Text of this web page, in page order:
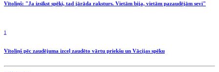
Vītoliņš: "Ja izsīkst spēki, tad jārāda raksturs. Vietām bija, vietām pazaudējām sevi"
1
Vītoliņš pēc zaudējuma izceļ zaudēto vārtu priekšu un Vācijas spēku